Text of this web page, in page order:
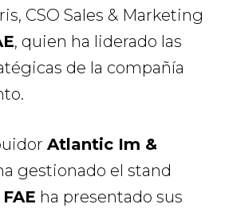
CSO Sales & Marketing
, quien ha liderado las
de la compañía
Atlantic Im &
gestionado el stand
FAE ha presentado sus